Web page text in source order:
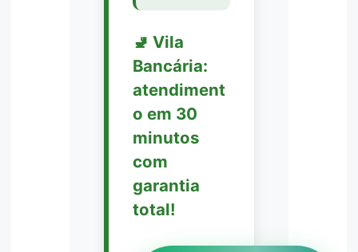
🚽 Vila
Bancária:
atendiment
o em 30
minutos
com
garantia
total!